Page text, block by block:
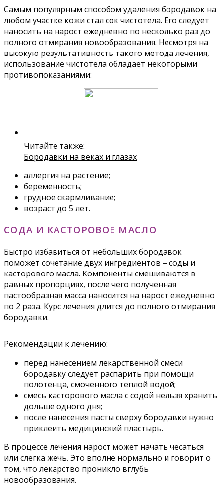
Самым популярным способом удаления бородавок на
любом участке кожи стал сок чистотела. Его следует
наносить на нарост ежедневно по несколько раз до
полного отмирания новообразования. Несмотря на
высокую результативность такого метода лечения,
использование чистотела обладает некоторыми
противопоказаниями:
Читайте также:
Бородавки на веках и глазах
аллергия на растение;
беременность;
грудное скармливание;
возраст до 5 лет.
СОДА И КАСТОРОВОЕ МАСЛО
Быстро избавиться от небольших бородавок
поможет сочетание двух ингредиентов – соды и
касторового масла. Компоненты смешиваются в
равных пропорциях, после чего полученная
пастообразная масса наносится на нарост ежедневно
по 2 раза. Курс лечения длится до полного отмирания
бородавки.
Рекомендации к лечению:
перед нанесением лекарственной смеси
бородавку следует распарить при помощи
полотенца, смоченного теплой водой;
смесь касторового масла с содой нельзя хранить
дольше одного дня;
после нанесения пасты сверху бородавки нужно
приклеить медицинский пластырь.
В процессе лечения нарост может начать чесаться
или слегка жечь. Это вполне нормально и говорит о
том, что лекарство проникло вглубь
новообразования.